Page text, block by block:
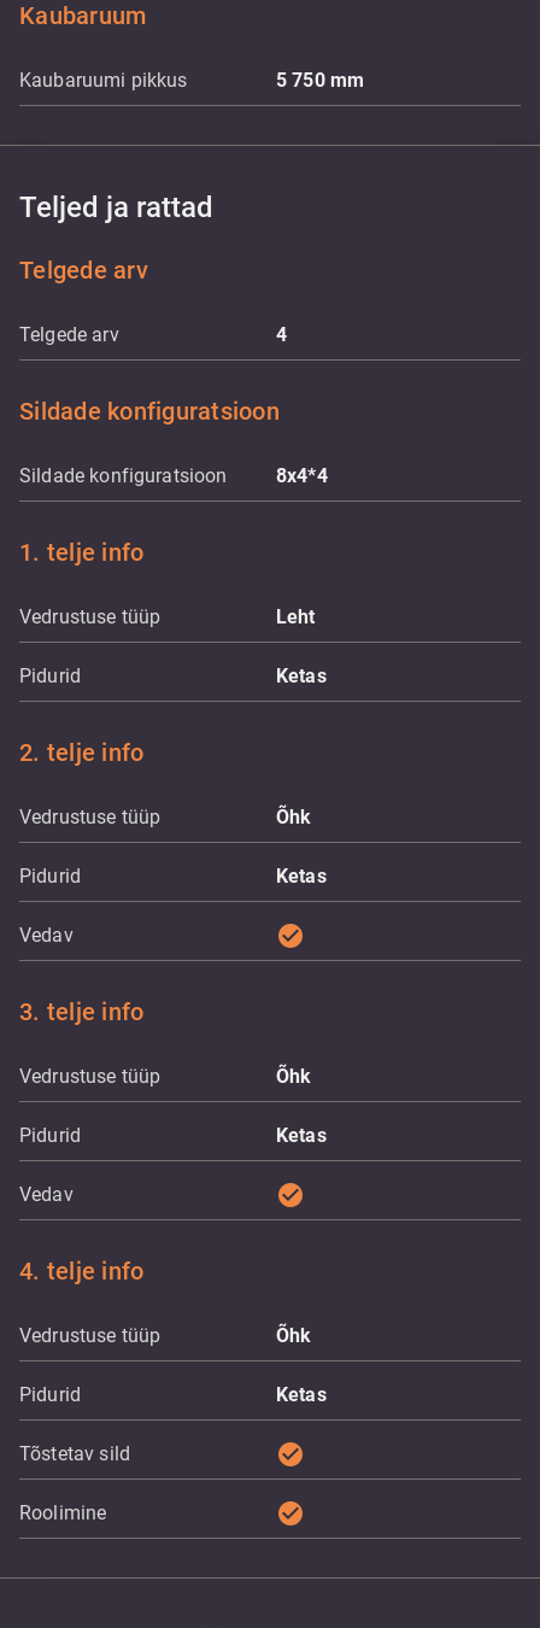
Kaubaruum
Kaubaruumi pikkus 5 750 mm
Teljed ja rattad
Telgede arv
Telgede arv 4
Sildade konfiguratsioon
Sildade konfiguratsioon 8x4*4
1. telje info
Vedrustuse tüüp Leht
Pidurid Ketas
2. telje info
Vedrustuse tüüp Õhk
Pidurid Ketas
Vedav check_circle
3. telje info
Vedrustuse tüüp Õhk
Pidurid Ketas
Vedav check_circle
4. telje info
Vedrustuse tüüp Õhk
Pidurid Ketas
Tõstetav sild check_circle
Roolimine check_circle